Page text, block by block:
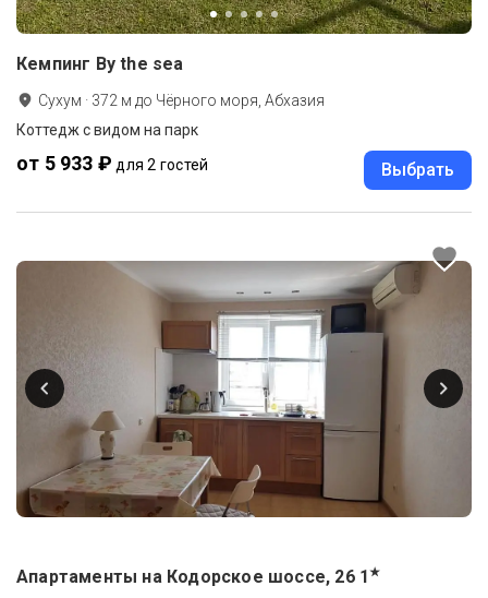
Кемпинг By the sea
Сухум · 372 м до Чёрного моря, Абхазия
Коттедж с видом на парк
от 5 933 ₽ для 2 гостей Выбрать
Апартаменты на Кодорское шоссе, 26 1★